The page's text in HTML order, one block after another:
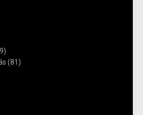
(81)